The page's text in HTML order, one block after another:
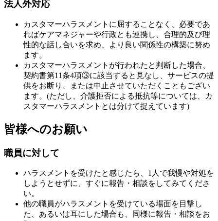
法人外対応
カスタマーハラスメントに屈することなく、必要であ
ればケアマネジャーや行政とも連携し、合理的及び理
性的な話し合いを求め、より良い関係性の構築に努め
ます。
カスタマーハラスメントが行われたと判断した場合、
契約書第11条4項③に該当すると見なし、サービスの提
供をお断り、または中止させていただくこともござい
ます。(ただし、介護拒否による抵抗等については、カ
スタマーハラスメントとは分けて捉えています)
皆様へのお願い
職員に対して
ハラスメントを受けたと感じたら、1人で我慢や対処を
しようとせずに、すぐに報告・相談をしてみてくださ
い。
他の職員がハラスメントを受けている場面を目撃し
た、あるいは耳にした場合も、同様に報告・相談をお